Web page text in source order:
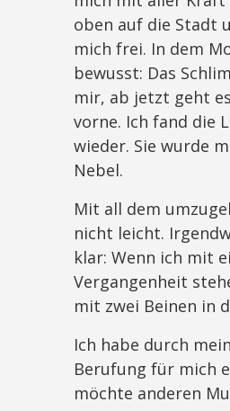
oben auf die Stadt
mich frei. In dem
bewusst: Das
mir, ab jetzt geht
vorne. Ich fand die
wieder. Sie wurde
Nebel.
Mit all dem
nicht leicht.
klar: Wenn ich mit
Vergangenheit
mit zwei Beinen in
Ich habe durch
Berufung für mich
möchte anderen